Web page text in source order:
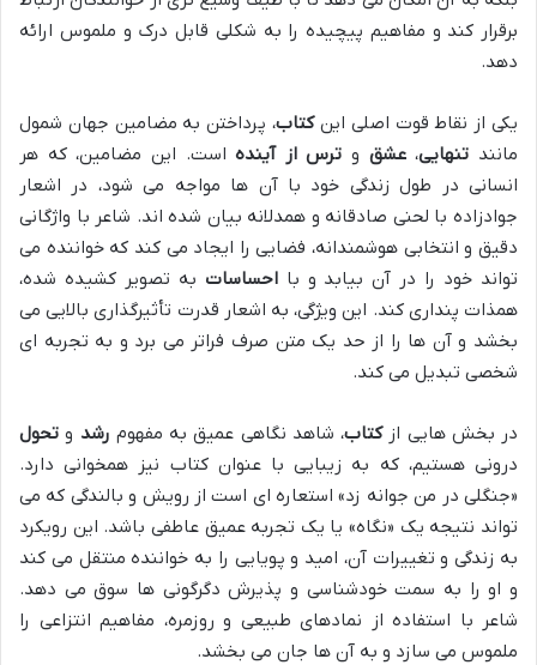
برقرار کند و مفاهیم پیچیده را به شکلی قابل درک و ملموس ارائه
دهد.
یکی از نقاط قوت اصلی اینکتاب، پرداختن به مضامین جهان شمول
مانند تنهایی،عشق و ترس از آیندهاست. این مضامین، که هر
انسانی در طول زندگی خود با آن ها مواجه می شود، در اشعار
جوادزاده با لحنی صادقانه و همدلانه بیان شده اند. شاعر با واژگانی
دقیق و انتخابی هوشمندانه، فضایی را ایجاد می کند که خواننده می
تواند خود را در آن بیابد و بااحساسات به تصویر کشیده شده،
همذات پنداری کند. این ویژگی، به اشعار قدرت تأثیرگذاری بالایی می
بخشد و آن ها را از حد یک متن صرف فراتر می برد و به تجربه ای
شخصی تبدیل می کند.
در بخش هایی ازکتاب، شاهد نگاهی عمیق به مفهوم رشد و تحول
درونی هستیم، که به زیبایی با عنوان کتاب نیز همخوانی دارد.
«جنگلی در من جوانه زد» استعاره ای است از رویش و بالندگی که می
تواند نتیجه یک «نگاه» یا یک تجربه عمیق عاطفی باشد. این رویکرد
به زندگی و تغییرات آن، امید و پویایی را به خواننده منتقل می کند
و او را به سمت خودشناسی و پذیرش دگرگونی ها سوق می دهد.
شاعر با استفاده از نمادهای طبیعی و روزمره، مفاهیم انتزاعی را
ملموس می سازد و به آن ها جان می بخشد.